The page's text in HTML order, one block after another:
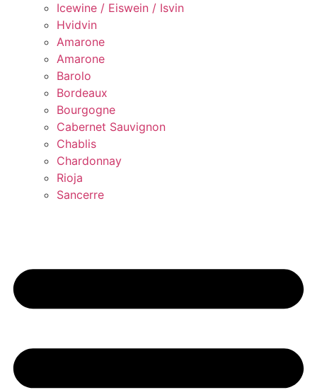
Icewine / Eiswein / Isvin
Hvidvin
Amarone
Amarone
Barolo
Bordeaux
Bourgogne
Cabernet Sauvignon
Chablis
Chardonnay
Rioja
Sancerre